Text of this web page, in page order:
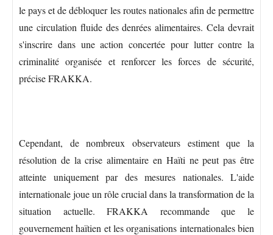
le pays et de débloquer les routes nationales afin de permettre
une circulation fluide des denrées alimentaires. Cela devrait
s'inscrire dans une action concertée pour lutter contre la
criminalité organisée et renforcer les forces de sécurité,
précise FRAKKA.
Cependant, de nombreux observateurs estiment que la
résolution de la crise alimentaire en Haïti ne peut pas être
atteinte uniquement par des mesures nationales. L'aide
internationale joue un rôle crucial dans la transformation de la
situation actuelle. FRAKKA recommande que le
gouvernement haïtien et les organisations internationales bien